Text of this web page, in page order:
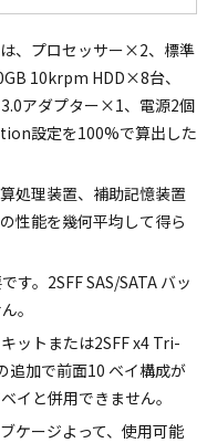
、プロセッサー×2、標準
10krpm HDD×8台、
アダプター×1、電源2個
設定を100%で算出した
処理装置、補助記憶装置
性能を幾何平均して得ら
す。2SFF SAS/SATA バッ
。
ットまたは2SFF x4 Tri-
追加で前面10 ベイ構成が
イと併用できません。
ケージよって、使用可能